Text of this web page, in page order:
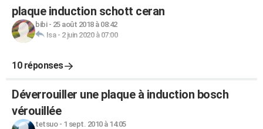
plaque induction schott ceran
bibi- 25 août 2018 à 08:42
Isa- 2 juin 2020 à 07:00
10 réponses
Déverrouiller une plaque à induction bosch
vérouillée
tetsuo- 1 sept. 2010 à 14:05